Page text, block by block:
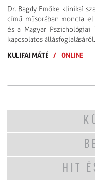
Dr. Bagdy Emőke klinikai
című műsorában mondta
és a Magyar Pszichológiai
kapcsolatos állásfoglalásáról.
KULIFAI MÁTÉ / ONLINE
HIT